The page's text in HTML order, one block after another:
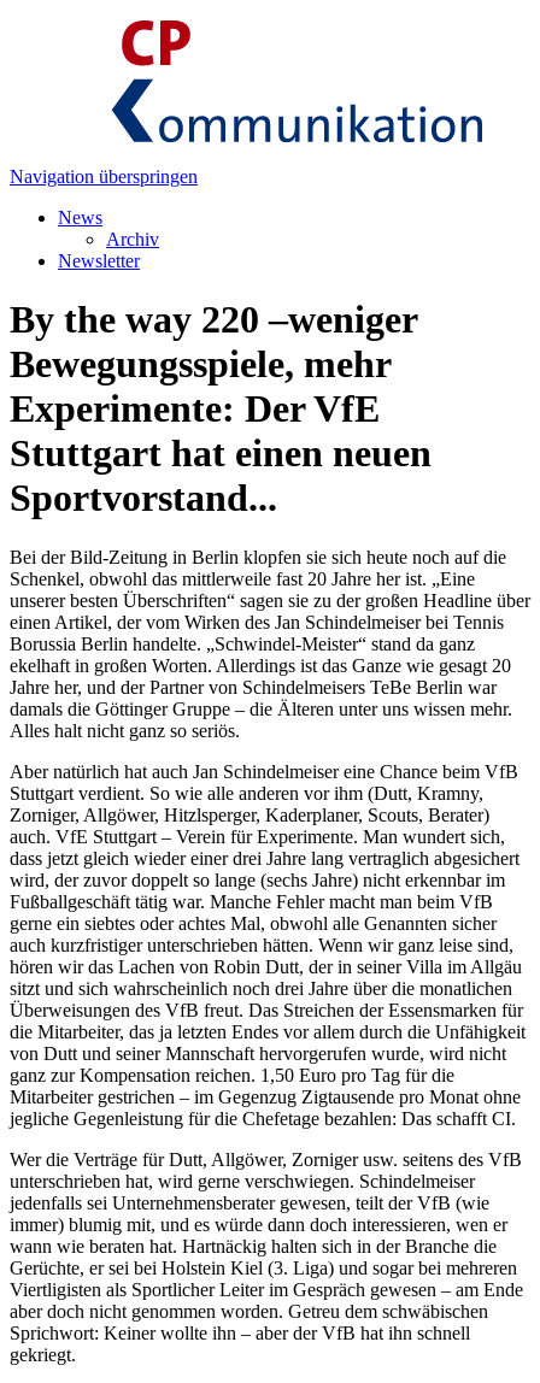
Navigation überspringen
News
Archiv
Newsletter
By the way 220 –weniger
Bewegungsspiele, mehr
Experimente: Der VfE
Stuttgart hat einen neuen
Sportvorstand...
Bei der Bild-Zeitung in Berlin klopfen sie sich heute noch auf die
Schenkel, obwohl das mittlerweile fast 20 Jahre her ist. „Eine
unserer besten Überschriften“ sagen sie zu der großen Headline über
einen Artikel, der vom Wirken des Jan Schindelmeiser bei Tennis
Borussia Berlin handelte. „Schwindel-Meister“ stand da ganz
ekelhaft in großen Worten. Allerdings ist das Ganze wie gesagt 20
Jahre her, und der Partner von Schindelmeisers TeBe Berlin war
damals die Göttinger Gruppe – die Älteren unter uns wissen mehr.
Alles halt nicht ganz so seriös.
Aber natürlich hat auch Jan Schindelmeiser eine Chance beim VfB
Stuttgart verdient. So wie alle anderen vor ihm (Dutt, Kramny,
Zorniger, Allgöwer, Hitzlsperger, Kaderplaner, Scouts, Berater)
auch. VfE Stuttgart – Verein für Experimente. Man wundert sich,
dass jetzt gleich wieder einer drei Jahre lang vertraglich abgesichert
wird, der zuvor doppelt so lange (sechs Jahre) nicht erkennbar im
Fußballgeschäft tätig war. Manche Fehler macht man beim VfB
gerne ein siebtes oder achtes Mal, obwohl alle Genannten sicher
auch kurzfristiger unterschrieben hätten. Wenn wir ganz leise sind,
hören wir das Lachen von Robin Dutt, der in seiner Villa im Allgäu
sitzt und sich wahrscheinlich noch drei Jahre über die monatlichen
Überweisungen des VfB freut. Das Streichen der Essensmarken für
die Mitarbeiter, das ja letzten Endes vor allem durch die Unfähigkeit
von Dutt und seiner Mannschaft hervorgerufen wurde, wird nicht
ganz zur Kompensation reichen. 1,50 Euro pro Tag für die
Mitarbeiter gestrichen – im Gegenzug Zigtausende pro Monat ohne
jegliche Gegenleistung für die Chefetage bezahlen: Das schafft CI.
Wer die Verträge für Dutt, Allgöwer, Zorniger usw. seitens des VfB
unterschrieben hat, wird gerne verschwiegen. Schindelmeiser
jedenfalls sei Unternehmensberater gewesen, teilt der VfB (wie
immer) blumig mit, und es würde dann doch interessieren, wen er
wann wie beraten hat. Hartnäckig halten sich in der Branche die
Gerüchte, er sei bei Holstein Kiel (3. Liga) und sogar bei mehreren
Viertligisten als Sportlicher Leiter im Gespräch gewesen – am Ende
aber doch nicht genommen worden. Getreu dem schwäbischen
Sprichwort: Keiner wollte ihn – aber der VfB hat ihn schnell
gekriegt.